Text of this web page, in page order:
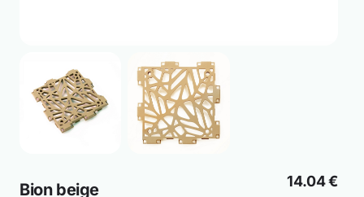
Bion beige 14.04 €